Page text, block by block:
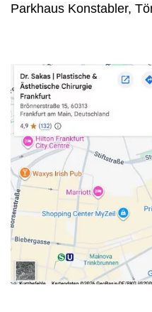
Parkhaus Konstabler,